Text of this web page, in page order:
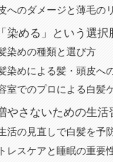
へのダメージと薄毛の
染める」という選択
染めの種類と選び方
染めによる髪・頭皮へ
室でのプロによる白髪
やさないための生活
活の見直しで白髪を予
レスケアと睡眠の重要